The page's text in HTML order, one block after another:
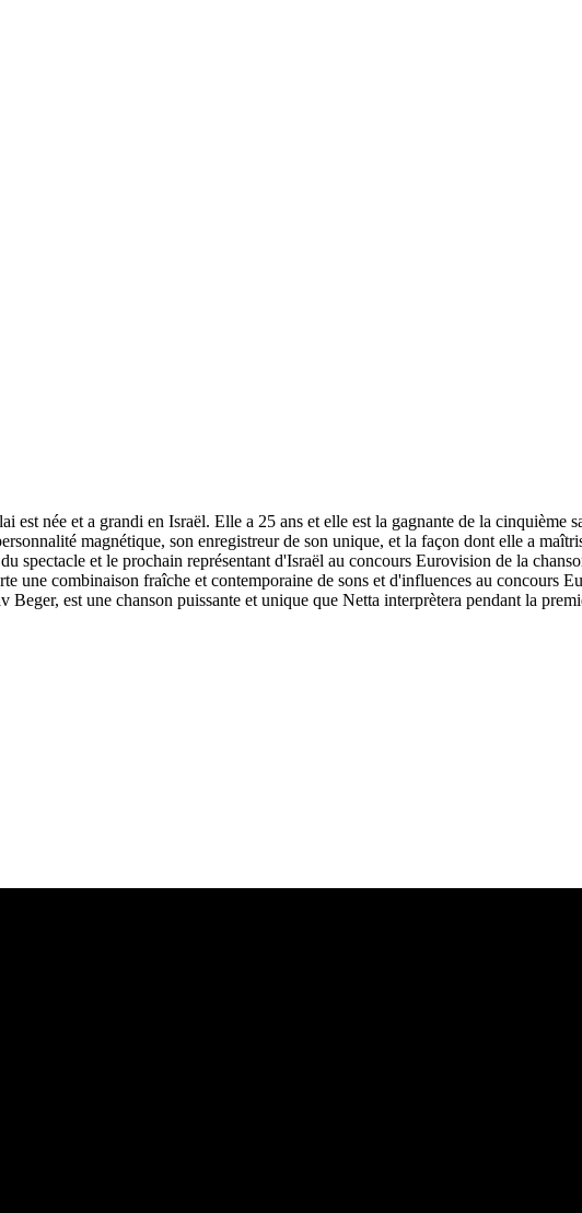
est née et a grandi en Israël. Elle a 25 ans et elle est la gagnante de la
magnétique, son enregistreur de son unique, et la façon dont elle a
spectacle et le prochain représentant d'Israël au concours Eurovision de la
une combinaison fraîche et contemporaine de sons et d'influences au concours
Beger, est une chanson puissante et unique que Netta interprètera pendant la